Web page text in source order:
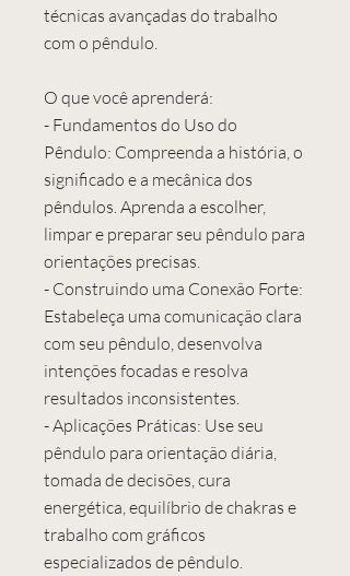
técnicas avançadas do trabalho
com o pêndulo.
O que você aprenderá:
- Fundamentos do Uso do
Pêndulo: Compreenda a história, o
significado e a mecânica dos
pêndulos. Aprenda a escolher,
limpar e preparar seu pêndulo para
orientações precisas.
- Construindo uma Conexão Forte:
Estabeleça uma comunicação clara
com seu pêndulo, desenvolva
intenções focadas e resolva
resultados inconsistentes.
- Aplicações Práticas: Use seu
pêndulo para orientação diária,
tomada de decisões, cura
energética, equilíbrio de chakras e
trabalho com gráficos
especializados de pêndulo.